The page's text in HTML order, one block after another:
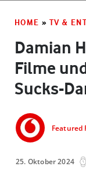
HOME » TV &
Damian
Filme
Sucks-
Featured
25. Oktober 2024